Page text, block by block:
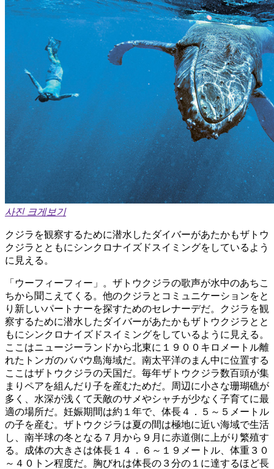
사진 크게보기
クジラを観察するために潜水したダイバーがあたかもザトウ
クジラとともにシンクロナイズドスイミングをしているよう
に見える。
「ウーフィーフィー」。ザトウクジラの歌声が水中のあちこ
ちから聞こえてくる。他のクジラとコミュニケーションをと
り新しいパートナーを探すためのセレナーデだ。クジラを観
察するために潜水したダイバーがあたかもザトウクジラとと
もにシンクロナイズドスイミングをしているように見える。
ここはニュージーランドから北東に１９００キロメートル離
れたトンガのババウ島海域だ。南太平洋のまん中に位置する
ここはザトウクジラの天国だ。毎年ザトウクジラ数百頭が集
まりペアを組んだり子を産むためだ。周辺に小さな珊瑚礁が
多く、水深が浅くて天敵のサメやシャチが少なく子育てに最
適の場所だ。妊娠期間は約１年で、体長４．５～５メートル
の子を産む。ザトウクジラは夏の間は極地に近い海域で生活
し、南半球の冬となる７月から９月に赤道側に上がり繁殖す
る。成体の大きさは体長１４．６～１９メートル、体重３０
～４０トン程度だ。胸びれは体長の３分の１に達するほど長